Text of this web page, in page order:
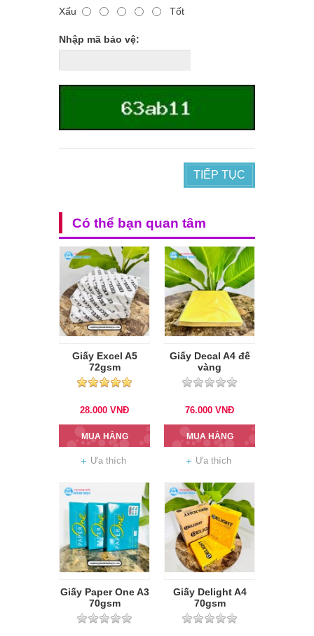
Xấu
Tốt
Nhập mã bảo vệ:
TIẾP TỤC
Có thể bạn quan tâm
Giấy Excel A5
72gsm
28.000 VNĐ
MUA HÀNG
Ưa thích
Giấy Decal A4 đế
vàng
76.000 VNĐ
MUA HÀNG
Ưa thích
Giấy Paper One A3
70gsm
Giấy Delight A4
70gsm